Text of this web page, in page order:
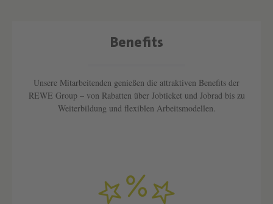
Benefits
Unsere Mitarbeitenden genießen die attraktiven Benefits der
REWE Group – von Rabatten über Jobticket und Jobrad bis zu
Weiterbildung und flexiblen Arbeitsmodellen.